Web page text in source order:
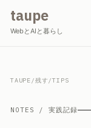
taupe
WebとAIと暮らし
TAUPE/残す/TIPS
NOTES / 実践記録